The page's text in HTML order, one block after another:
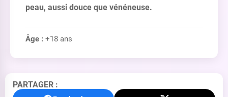
peau, aussi douce que vénéneuse.
Âge : +18 ans
PARTAGER :